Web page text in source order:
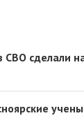
сделали